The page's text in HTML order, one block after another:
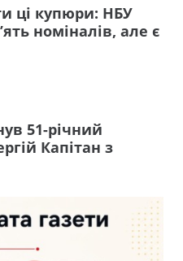
ці купюри: НБУ
номіналів, але є
51-річний
Капітан з